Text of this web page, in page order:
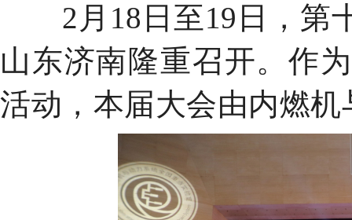
2月18日至19日，第
山东济南隆重召开。作
活动，本届大会由内燃